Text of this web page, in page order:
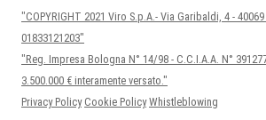
"COPYRIGHT 2021 Viro S.p.A.- Via Garibaldi, 4 -
01833121203"
"Reg. Impresa Bologna N° 14/98 - C.C.I.A.A. N°
3.500.000 € interamente versato."
Privacy Policy Cookie Policy Whistleblowing